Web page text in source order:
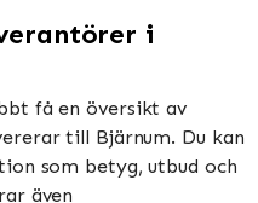
i
få en översikt av
till Bjärnum. Du kan
som betyg, utbud och
även